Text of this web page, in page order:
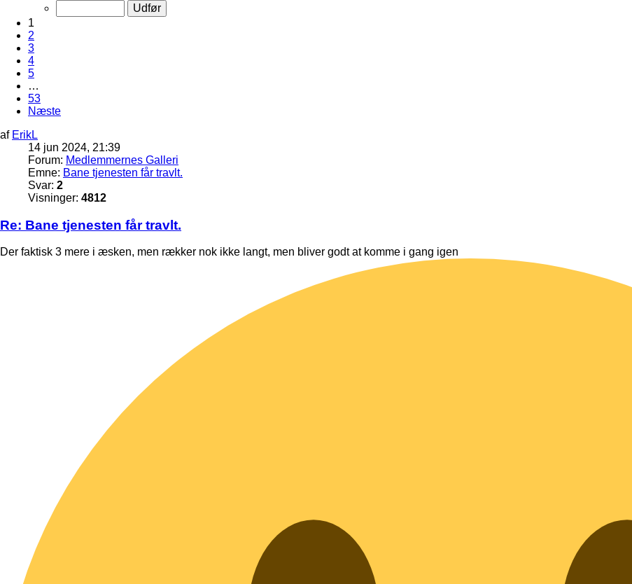
1
2
3
4
5
…
53
Næste
af ErikL
14 jun 2024, 21:39
Forum: Medlemmernes Galleri
Emne: Bane tjenesten får travlt.
Svar: 2
Visninger: 4812
Re: Bane tjenesten får travlt.
Der faktisk 3 mere i æsken, men rækker nok ikke langt, men bliver godt at komme i gang igen